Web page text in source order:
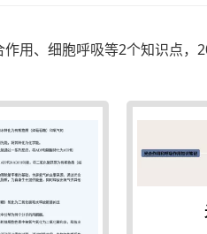
用、细胞呼吸等2个知识点，